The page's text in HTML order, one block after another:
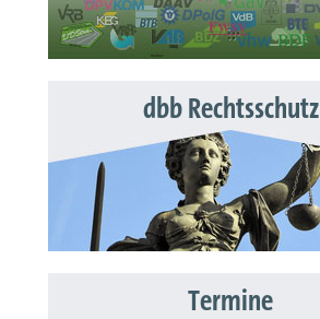
dbb Rechtsschutz
Termine